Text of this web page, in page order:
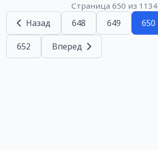
Страница 650 из 1134
Назад 648 649 650
652 Вперед